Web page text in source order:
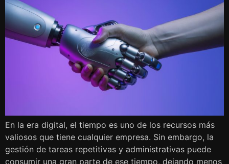
En la era digital, el tiempo es uno de los recursos más
valiosos que tiene cualquier empresa. Sin embargo, la
gestión de tareas repetitivas y administrativas puede
consumir una gran parte de ese tiempo, dejando menos